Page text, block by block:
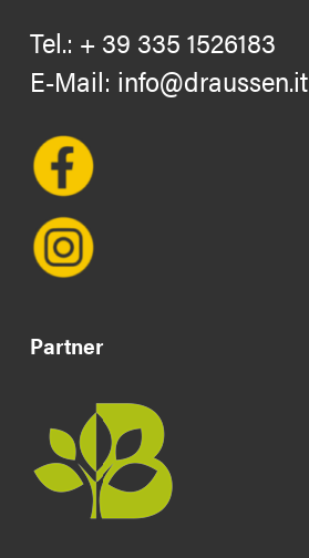
Tel.: + 39 335 1526183
E-Mail: info@draussen.it
Partner